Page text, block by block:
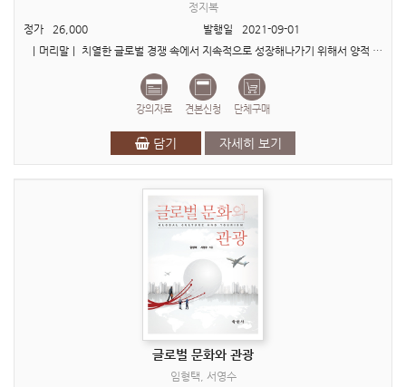
정지복
정가
26,000 발행일
2021-09-01
ㅣ머리말ㅣ 치열한 글로벌 경쟁 속에서 지속적으로 성장해나가기 위해서 양적 성장과 추격형(fast follower) 성장을 벗어나 질적 성장과 선도형(first mover) 성장으로 전환이 시급하고 이를 위..
강의자료 견본신청 단체구매
담기 자세히 보기
글로벌 문화와 관광
임형택, 서영수